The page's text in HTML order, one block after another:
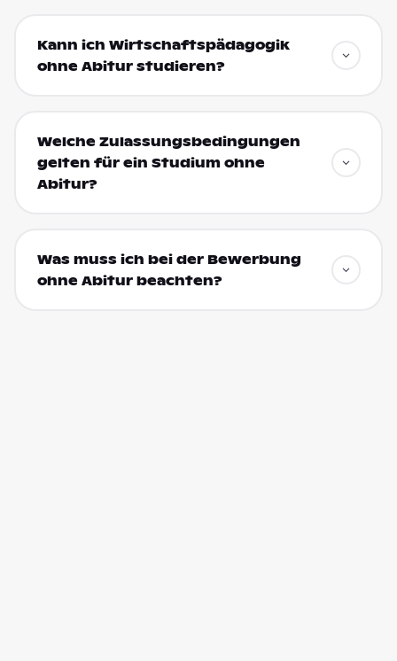
Kann ich Wirtschaftspädagogik
ohne Abitur studieren?
Welche Zulassungsbedingungen
gelten für ein Studium ohne
Abitur?
Was muss ich bei der Bewerbung
ohne Abitur beachten?